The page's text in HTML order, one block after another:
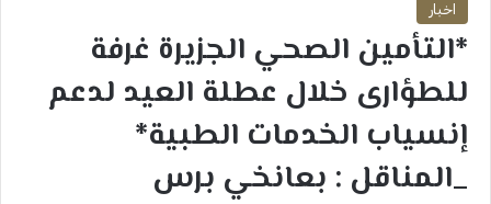
اخبار
*التأمين الصحي الجزيرة غرفة
للطؤارى خلال عطلة العيد لدعم
إنسياب الخدمات الطبية*
_المناقل : بعانخي برس